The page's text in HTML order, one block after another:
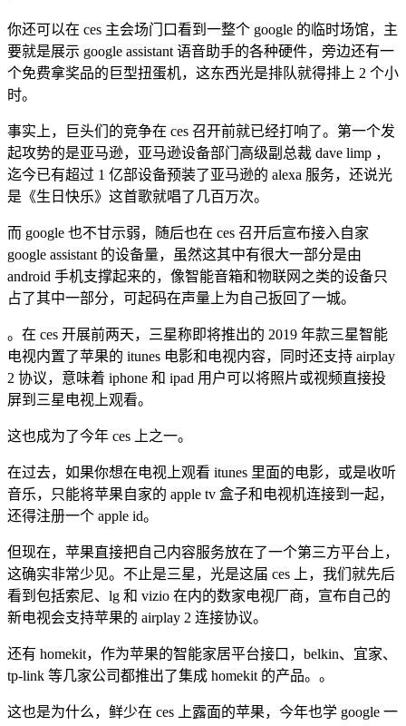
你还可以在 ces 主会场门口看到一整个 google 的临时场馆，主
要就是展示 google assistant 语音助手的各种硬件，旁边还有一
个免费拿奖品的巨型扭蛋机，这东西光是排队就得排上 2 个小
时。
事实上，巨头们的竞争在 ces 召开前就已经打响了。第一个发
起攻势的是亚马逊，亚马逊设备部门高级副总裁 dave limp ，
迄今已有超过 1 亿部设备预装了亚马逊的 alexa 服务，还说光
是《生日快乐》这首歌就唱了几百万次。
而 google 也不甘示弱，随后也在 ces 召开后宣布接入自家
google assistant 的设备量，虽然这其中有很大一部分是由
android 手机支撑起来的，像智能音箱和物联网之类的设备只
占了其中一部分，可起码在声量上为自己扳回了一城。
。在 ces 开展前两天，三星称即将推出的 2019 年款三星智能
电视内置了苹果的 itunes 电影和电视内容，同时还支持 airplay
2 协议，意味着 iphone 和 ipad 用户可以将照片或视频直接投
屏到三星电视上观看。
这也成为了今年 ces 上之一。
在过去，如果你想在电视上观看 itunes 里面的电影，或是收听
音乐，只能将苹果自家的 apple tv 盒子和电视机连接到一起，
还得注册一个 apple id。
但现在，苹果直接把自己内容服务放在了一个第三方平台上，
这确实非常少见。不止是三星，光是这届 ces 上，我们就先后
看到包括索尼、lg 和 vizio 在内的数家电视厂商，宣布自己的
新电视会支持苹果的 airplay 2 连接协议。
还有 homekit，作为苹果的智能家居平台接口，belkin、宜家、
tp-link 等几家公司都推出了集成 homekit 的产品。。
这也是为什么，鲜少在 ces 上露面的苹果，今年也学 google 一